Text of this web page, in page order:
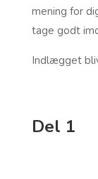
mening for
tage godt
Indlægget
Del 1